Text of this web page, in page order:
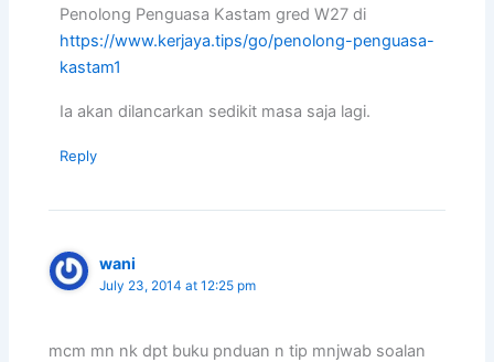
Penolong Penguasa Kastam gred W27 di
https://www.kerjaya.tips/go/penolong-penguasa-
kastam1
Ia akan dilancarkan sedikit masa saja lagi.
Reply
wani
July 23, 2014 at 12:25 pm
mcm mn nk dpt buku pnduan n tip mnjwab soalan